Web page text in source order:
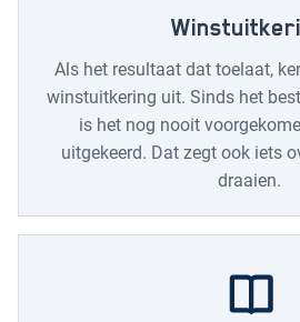
Als het resultaat dat toelaat,
winstuitkering uit. Sinds het
is het nog nooit
uitgekeerd. Dat zegt ook iets
draaien.